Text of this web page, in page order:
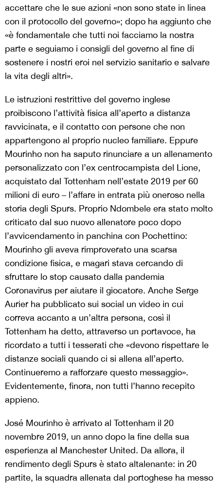
accettare che le sue azioni «non sono state in linea
con il protocollo del governo»; dopo ha aggiunto che
«è fondamentale che tutti noi facciamo la nostra
parte e seguiamo i consigli del governo al fine di
sostenere i nostri eroi nel servizio sanitario e salvare
la vita degli altri».
Le istruzioni restrittive del governo inglese
proibiscono l’attività fisica all’aperto a distanza
ravvicinata, e il contatto con persone che non
appartengono al proprio nucleo familiare. Eppure
Mourinho non ha saputo rinunciare a un allenamento
personalizzato con l’ex centrocampista del Lione,
acquistato dal Tottenham nell’estate 2019 per 60
milioni di euro – l’affare in entrata più oneroso nella
storia degli Spurs. Proprio Ndombele era stato molto
criticato dal suo nuovo allenatore poco dopo
l’avvicendamento in panchina con Pochettino:
Mourinho gli aveva rimproverato una scarsa
condizione fisica, e magari stava cercando di
sfruttare lo stop causato dalla pandemia
Coronavirus per aiutare il giocatore. Anche Serge
Aurier ha pubblicato sui social un video in cui
correva accanto a un’altra persona, così il
Tottenham ha detto, attraverso un portavoce, ha
ricordato a tutti i tesserati che «devono rispettare le
distanze sociali quando ci si allena all’aperto.
Continueremo a rafforzare questo messaggio».
Evidentemente, finora, non tutti l’hanno recepito
appieno.
José Mourinho è arrivato al Tottenham il 20
novembre 2019, un anno dopo la fine della sua
esperienza al Manchester United. Da allora, il
rendimento degli Spurs è stato altalenante: in 20
partite, la squadra allenata dal portoghese ha messo